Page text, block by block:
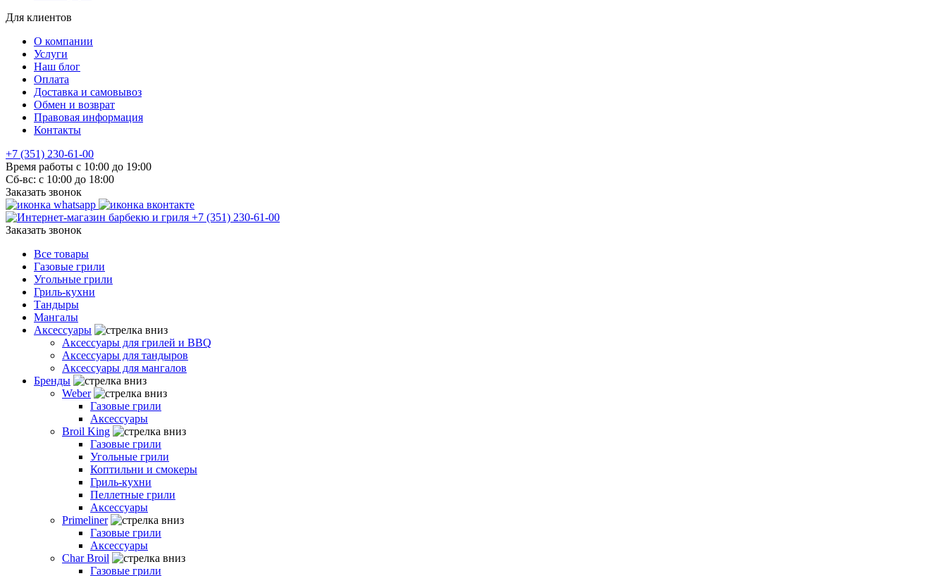
Для клиентов
О компании
Услуги
Наш блог
Оплата
Доставка и самовывоз
Обмен и возврат
Правовая информация
Контакты
+7 (351) 230-61-00
Время работы с 10:00 до 19:00
Сб-вс: с 10:00 до 18:00
Заказать звонок
+7 (351) 230-61-00
Заказать звонок
Все товары
Газовые грили
Угольные грили
Гриль-кухни
Тандыры
Мангалы
Аксессуары
Аксессуары для грилей и BBQ
Аксессуары для тандыров
Аксессуары для мангалов
Бренды
Weber
Газовые грили
Аксессуары
Broil King
Газовые грили
Угольные грили
Коптильни и смокеры
Гриль-кухни
Пеллетные грили
Аксессуары
Primeliner
Газовые грили
Аксессуары
Char Broil
Газовые грили